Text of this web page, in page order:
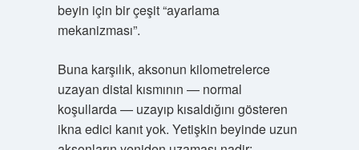
beyin için bir çeşit “ayarlama
mekanizması”.
Buna karşılık, aksonun kilometrelerce
uzayan distal kısmının — normal
koşullarda — uzayıp kısaldığını gösteren
ikna edici kanıt yok. Yetişkin beyinde uzun